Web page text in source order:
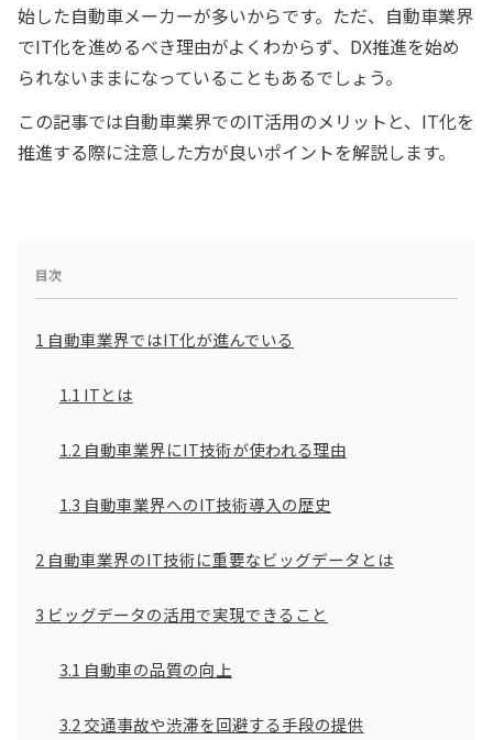
始した自動車メーカーが多いからです。ただ、自動車業界
でIT化を進めるべき理由がよくわからず、DX推進を始め
られないままになっていることもあるでしょう。
この記事では自動車業界でのIT活用のメリットと、IT化を
推進する際に注意した方が良いポイントを解説します。
目次
1 自動車業界ではIT化が進んでいる
1.1 ITとは
1.2 自動車業界にIT技術が使われる理由
1.3 自動車業界へのIT技術導入の歴史
2 自動車業界のIT技術に重要なビッグデータとは
3 ビッグデータの活用で実現できること
3.1 自動車の品質の向上
3.2 交通事故や渋滞を回避する手段の提供